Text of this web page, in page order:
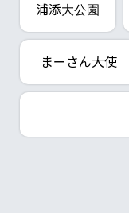
浦添大公園
まーさん大使